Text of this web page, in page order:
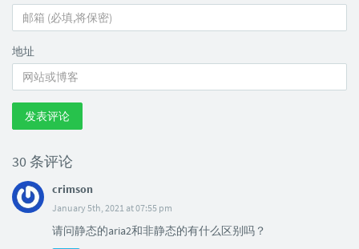
地址
发表评论
30 条评论
crimson
January 5th, 2021 at 07:55 pm
请问静态的aria2和非静态的有什么区别吗？